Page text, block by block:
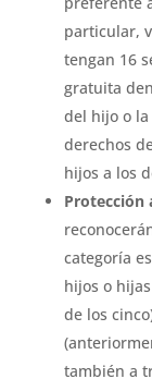
particular,
tengan 16
gratuita
del hijo o
derechos
hijos a los
Protección
categoría
hijos o
de los
también a